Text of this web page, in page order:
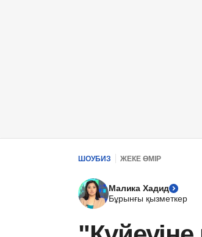
ШОУБИЗ ЖЕКЕ ӨМІР
Малика Хадид
Бұрынғы қызметкер